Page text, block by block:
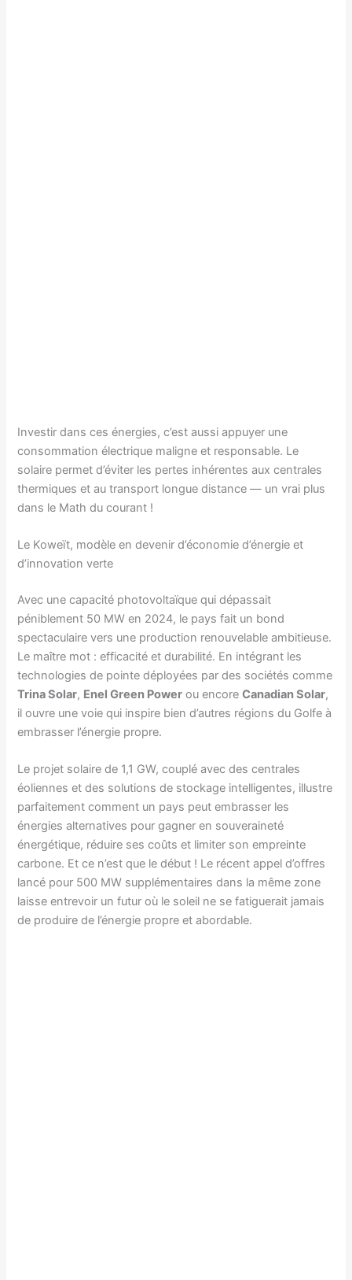
Investir dans ces énergies, c’est aussi appuyer une
consommation électrique maligne et responsable. Le
solaire permet d’éviter les pertes inhérentes aux centrales
thermiques et au transport longue distance — un vrai plus
dans le Math du courant !
Le Koweït, modèle en devenir d’économie d’énergie et
d’innovation verte
Avec une capacité photovoltaïque qui dépassait
péniblement 50 MW en 2024, le pays fait un bond
spectaculaire vers une production renouvelable ambitieuse.
Le maître mot : efficacité et durabilité. En intégrant les
technologies de pointe déployées par des sociétés comme
Trina Solar, Enel Green Power ou encoreCanadian Solar,
il ouvre une voie qui inspire bien d’autres régions du Golfe à
embrasser l’énergie propre.
Le projet solaire de 1,1 GW, couplé avec des centrales
éoliennes et des solutions de stockage intelligentes, illustre
parfaitement comment un pays peut embrasser les
énergies alternatives pour gagner en souveraineté
énergétique, réduire ses coûts et limiter son empreinte
carbone. Et ce n’est que le début ! Le récent appel d’offres
lancé pour 500 MW supplémentaires dans la même zone
laisse entrevoir un futur où le soleil ne se fatiguerait jamais
de produire de l’énergie propre et abordable.